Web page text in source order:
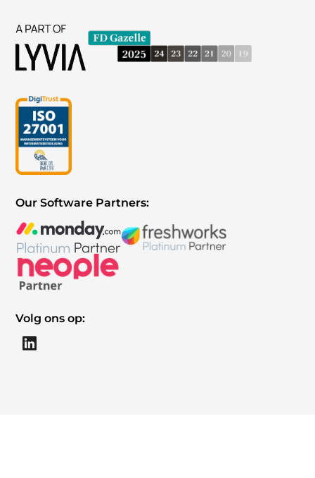
Our Software Partners:
Volg ons op: